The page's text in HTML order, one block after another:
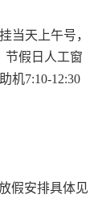
当天上午号，
节假日人工窗
机7:10-12:30
假安排具体见